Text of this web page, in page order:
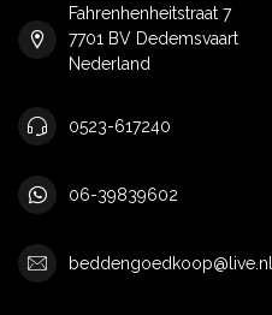
Fahrenhenheitstraat 7
7701 BV Dedemsvaart
Nederland
0523-617240
06-39839602
beddengoedkoop@live.nl